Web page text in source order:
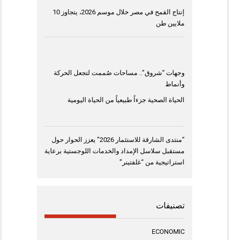
إنتاج القمح في مصر خلال موسم 2026، يتجاوز 10
ملايين طن
وجهات “شروق”.. مساحات صُممت لتجعل الحركة
وأنماط
الحياة الصحية جزءاً طبيعياً من الحياة اليومية
“منتدى الشارقة للاستثمار 2026” يعزز الحوار حول
مستقبل سلاسل الإمداد والخدمات اللوجستية برعاية
استراتيجية من “غلفتينر”
تصنيفات
ECONOMIC